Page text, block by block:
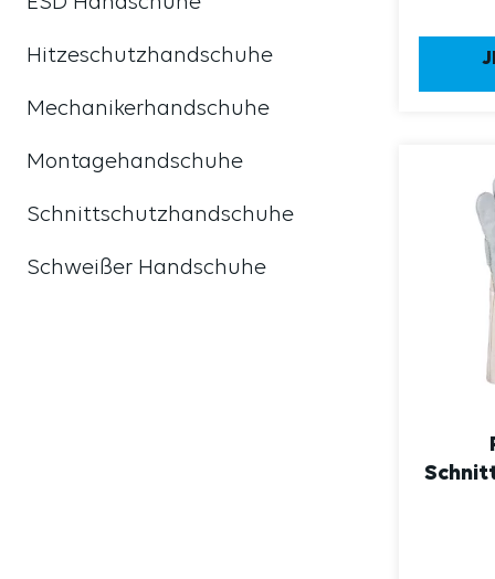
Hitzeschutzhandschuhe
Mechanikerhandschuhe
Montagehandschuhe
Schnittschutzhandschuhe
Schweißer Handschuhe